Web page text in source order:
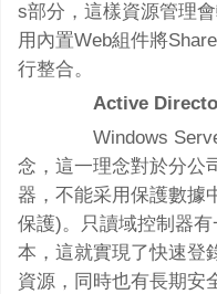
s部分，這樣資源管理
用內置Web組件將
行整合。
Active
Windows
念，這一理念對於分公
器，不能采用保護數據
保護)。只讀域控制器
本，這就實現了快速登
資源，同時也有長期安